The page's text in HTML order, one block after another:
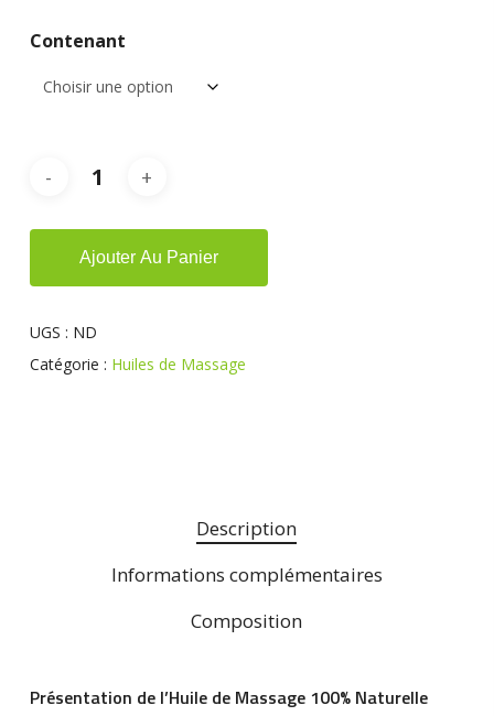
Contenant
Ajouter Au Panier
UGS : ND
Catégorie : Huiles de Massage
Description
Informations complémentaires
Composition
Présentation de l’Huile de Massage 100% Naturelle